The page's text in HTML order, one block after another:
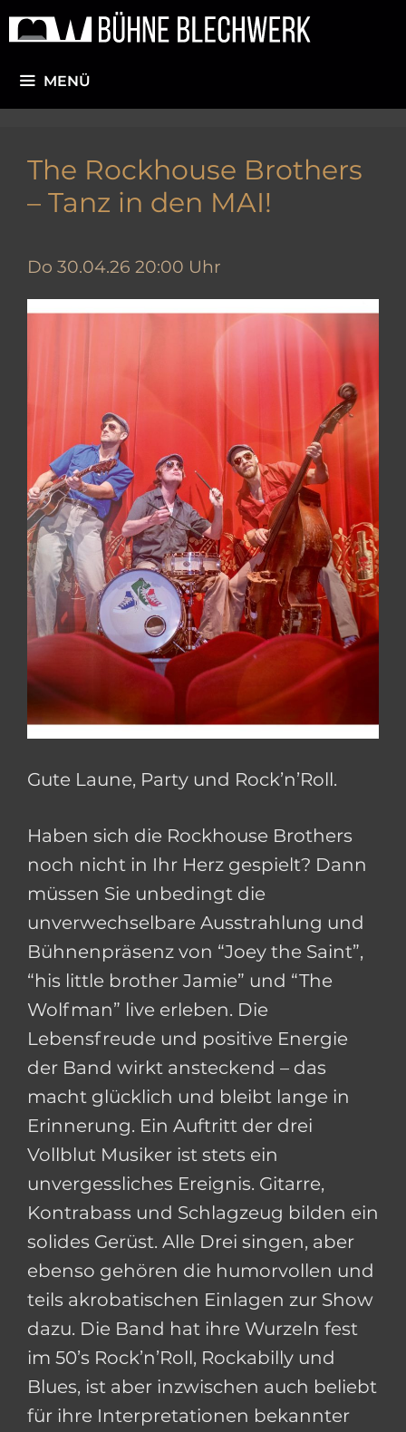
Zum
Inhalt
MENÜ
The Rockhouse Brothers
– Tanz in den MAI!
Do 30.04.26 20:00 Uhr
Gute Laune, Party und Rock’n’Roll.
Haben sich die Rockhouse Brothers
noch nicht in Ihr Herz gespielt? Dann
müssen Sie unbedingt die
unverwechselbare Ausstrahlung und
Bühnenpräsenz von “Joey the Saint”,
“his little brother Jamie” und “The
Wolfman” live erleben. Die
Lebensfreude und positive Energie
der Band wirkt ansteckend – das
macht glücklich und bleibt lange in
Erinnerung. Ein Auftritt der drei
Vollblut Musiker ist stets ein
unvergessliches Ereignis. Gitarre,
Kontrabass und Schlagzeug bilden ein
solides Gerüst. Alle Drei singen, aber
ebenso gehören die humorvollen und
teils akrobatischen Einlagen zur Show
dazu. Die Band hat ihre Wurzeln fest
im 50’s Rock’n’Roll, Rockabilly und
Blues, ist aber inzwischen auch beliebt
für ihre Interpretationen bekannter